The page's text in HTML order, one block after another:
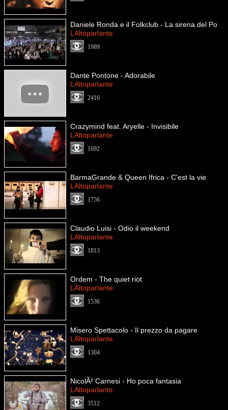
Daniele Ronda e il Folkclub - La sirena del Po
LAltoparlante
1989
Dante Pontone - Adorabile
LAltoparlante
2416
Crazymind feat. Aryelle - Invisibile
LAltoparlante
1692
BarmaGrande & Queen Ifrica - C'est la vie
LAltoparlante
1756
Claudio Luisi - Odio il weekend
LAltoparlante
1813
Ordem - The quiet riot
LAltoparlante
1536
Misero Spettacolo - Il prezzo da pagare
LAltoparlante
1304
NicolÃ² Carnesi - Ho poca fantasia
LAltoparlante
3512